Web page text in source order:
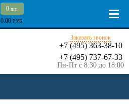
0 шт.
0.00 РУБ.
Заказать звонок
+7 (495) 363-38-10
+7 (495) 737-67-33
Пн-Пт с 8:30 до 18:00